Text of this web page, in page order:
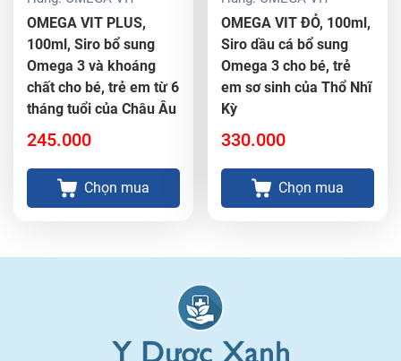
OMEGA VIT PLUS,
100ml, Siro bổ sung
Omega 3 và khoáng
chất cho bé, trẻ em từ 6
tháng tuổi của Châu Âu
245.000
Chọn mua
OMEGA VIT ĐỎ, 100ml,
Siro dầu cá bổ sung
Omega 3 cho bé, trẻ
em sơ sinh của Thổ Nhĩ
Kỳ
330.000
Chọn mua